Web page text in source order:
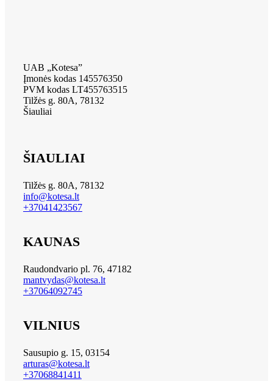
UAB „Kotesa”
Įmonės kodas 145576350
PVM kodas LT455763515
Tilžės g. 80A, 78132
Šiauliai
ŠIAULIAI
Tilžės g. 80A, 78132
info@kotesa.lt
+37041423567
KAUNAS
Raudondvario pl. 76, 47182
mantvydas@kotesa.lt
+37064092745
VILNIUS
Sausupio g. 15, 03154
arturas@kotesa.lt
+37068841411